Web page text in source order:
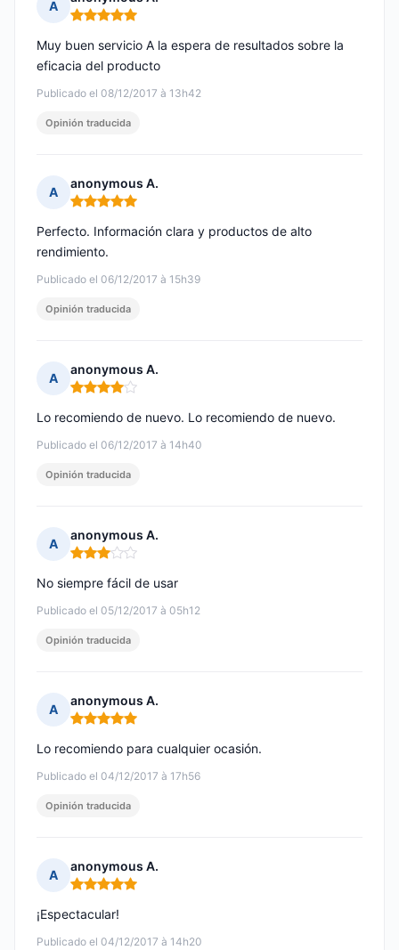
A
Nota: 5 de 5
Publicado el 08/12/2017 à 13h42
Muy buen servicio A la espera de resultados sobre la
eficacia del producto
Opinión traducida
A
anonymous A.
Nota: 5 de 5
Publicado el 06/12/2017 à 15h39
Perfecto. Información clara y productos de alto
rendimiento.
Opinión traducida
A
anonymous A.
Nota: 4 de 5
Publicado el 06/12/2017 à 14h40
Lo recomiendo de nuevo. Lo recomiendo de nuevo.
Opinión traducida
A
anonymous A.
Nota: 3 de 5
Publicado el 05/12/2017 à 05h12
No siempre fácil de usar
Opinión traducida
A
anonymous A.
Nota: 5 de 5
Publicado el 04/12/2017 à 17h56
Lo recomiendo para cualquier ocasión.
Opinión traducida
A
anonymous A.
Nota: 5 de 5
Publicado el 04/12/2017 à 14h20
¡Espectacular!